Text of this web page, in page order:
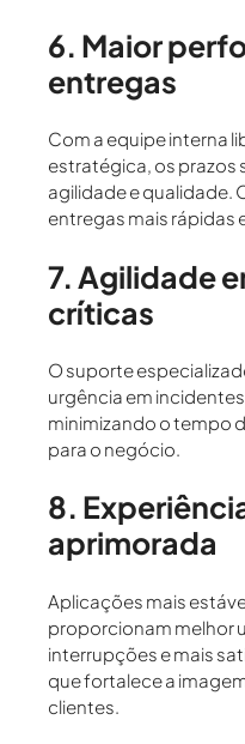
6. Maior
entregas
Com a equipe interna
estratégica, os prazos
agilidade e qualidade.
entregas mais rápidas
7. Agilidade
críticas
O suporte
urgência em
minimizando o tempo
para o negócio.
8.
aprimorada
Aplicações mais
proporcionam melhor
interrupções e mais
que fortalece a
clientes.